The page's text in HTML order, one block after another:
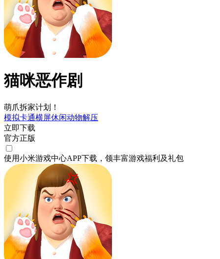
猫咪恶作剧
萌爪拆家计划！
模拟卡通横屏休闲动物解压
立即下载
官方正版
使用小米游戏中心APP下载 ，领丰富游戏福利 及礼包